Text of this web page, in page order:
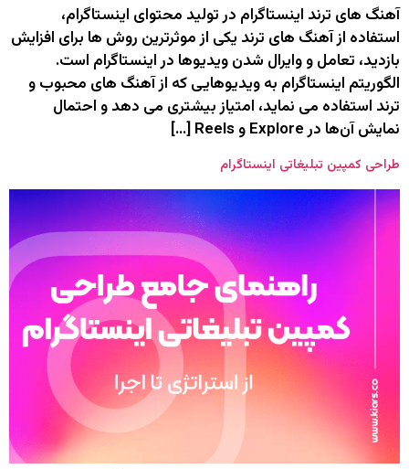
آهنگ های ترند اینستاگرام در تولید محتوای اینستاگرام،
استفاده از آهنگ ‌های ترند یکی از موثرترین روش ‌ها برای افزایش
بازدید، تعامل و وایرال شدن ویدیوها در اینستاگرام است.
الگوریتم اینستاگرام به ویدیوهایی که از آهنگ‌ های محبوب و
ترند استفاده می ‌نماید، امتیاز بیشتری می‌ دهد و احتمال
نمایش آن‌ها در Explore و Reels […]
طراحی کمپین تبلیغاتی اینستاگرام